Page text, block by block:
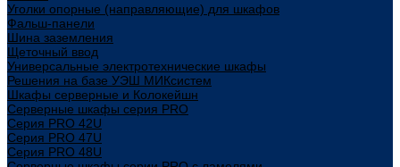
Уголки опорные (направляющие) для шкафов
Фальш-панели
Шина заземления
Щеточный ввод
Универсальные электротехнические шкафы
Решения на базе УЭШ МИКсистем
Шкафы серверные и Колокейшн
Серверные шкафы серия PRO
Серия PRO 42U
Серия PRO 47U
Серия PRO 48U